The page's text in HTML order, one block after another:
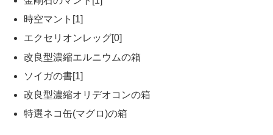
時空マント[1]
エクセリオンレッグ[0]
改良型濃縮エルニウムの箱
ソイガの書[1]
改良型濃縮オリデオコンの箱
特選ネコ缶(マグロ)の箱